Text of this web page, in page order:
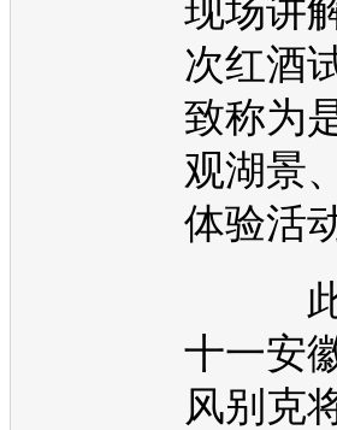
现场讲
次红酒
致称为
观湖景
体验活
此外
十一安
风别克